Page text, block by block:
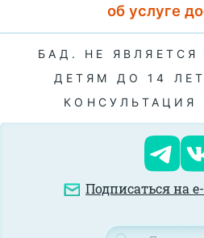
об услуге
БАД. НЕ ЯВЛЯЕТСЯ
ДЕТЯМ ДО 14
КОНСУЛЬТАЦИЯ
Подписаться на